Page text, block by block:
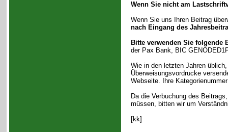
Wenn Sie nicht am
Wenn Sie uns Ihren Beitrag
nach Eingang des
Bitte verwenden Sie folgende
der Pax Bank, BIC
Wie in den letzten Jahren
Überweisungsvordrucke
Webseite. Ihre
Da die Verbuchung des
müssen, bitten wir um
[kk]